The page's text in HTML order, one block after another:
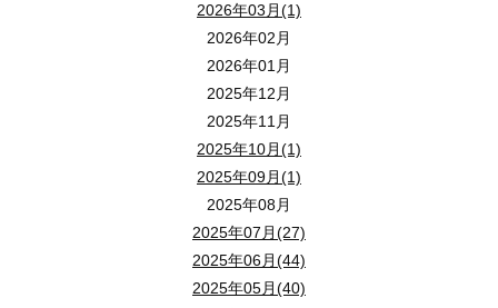
2026年03月(1)
2026年02月
2026年01月
2025年12月
2025年11月
2025年10月(1)
2025年09月(1)
2025年08月
2025年07月(27)
2025年06月(44)
2025年05月(40)